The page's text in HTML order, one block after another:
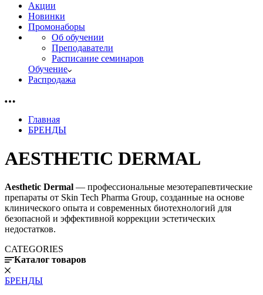
Акции
Новинки
Промонаборы
Об обучении
Преподаватели
Расписание семинаров
Обучение
Распродажа
Главная
БРЕНДЫ
AESTHETIC DERMAL
Aesthetic Dermal — профессиональные мезотерапевтические
препараты от Skin Tech Pharma Group, созданные на основе
клинического опыта и современных биотехнологий для
безопасной и эффективной коррекции эстетических
недостатков.
CATEGORIES
Каталог товаров
БРЕНДЫ